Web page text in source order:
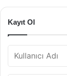
Kayıt Ol